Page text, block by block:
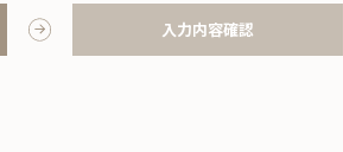
入力内容確認